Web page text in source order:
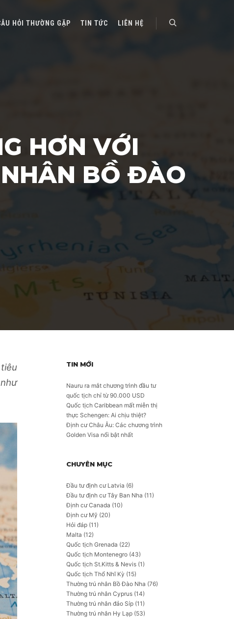
HỎI THƯỜNG GẶP TIN TỨC LIÊN HỆ
HƠN VỚI
NHÂN BỒ ĐÀO
TIN MỚI
Nauru ra mắt chương trình đầu tư
quốc tịch chỉ từ 90.000 USD
Quốc tịch Caribbean mất miễn thị
thực Schengen: Ai chịu thiệt?
Định cư Châu Âu: Các chương trình
Golden Visa nổi bật nhất
CHUYÊN MỤC
Đầu tư định cư Latvia (6)
Đầu tư định cư Tây Ban Nha (11)
Định cư Canada (10)
Định cư Mỹ (20)
Hỏi đáp (11)
Malta (12)
Quốc tịch Grenada (22)
Quốc tịch Montenegro (43)
Quốc tịch St.Kitts & Nevis (1)
Quốc tịch Thổ Nhĩ Kỳ (15)
Thường trú nhân Bồ Đào Nha (76)
Thường trú nhân Cyprus (14)
Thường trú nhân đảo Síp (11)
Thường trú nhân Hy Lạp (53)